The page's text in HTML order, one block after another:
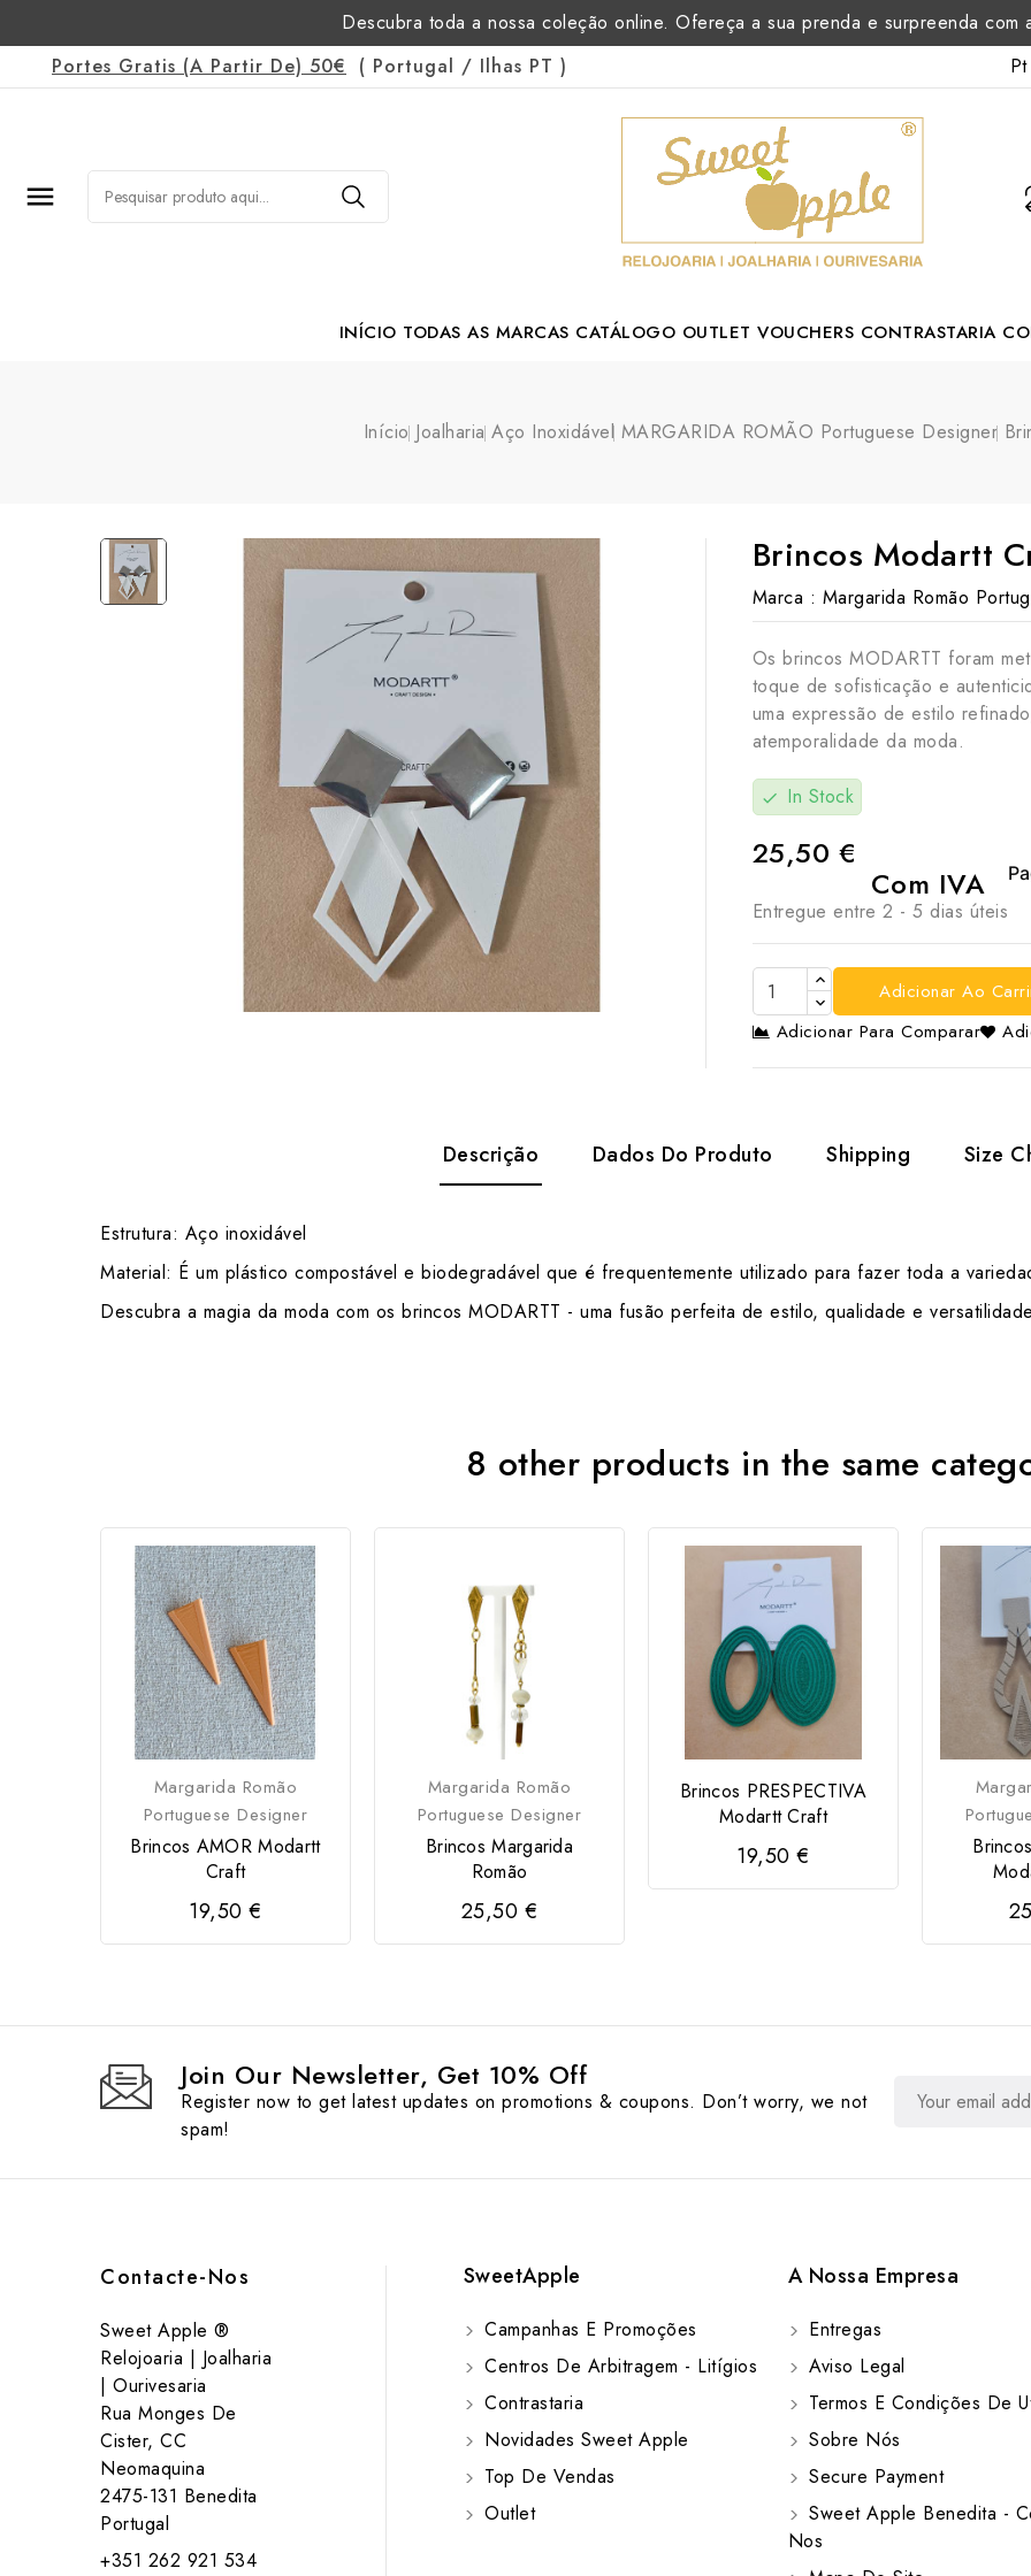
Descubra toda a nossa coleção online. Ofereça a sua prenda e surpreenda com
Portes Gratis (a Partir De) 50€ ( Portugal / Ilhas PT ) Pt

INÍCIO TODAS AS MARCAS CATÁLOGO OUTLET VOUCHERS CONTRASTARIA
Início Joalharia Aço Inoxidável MARGARIDA ROMÃO Portuguese Designer
Brincos Modartt
Marca : Margarida Romão
Os brincos MODARTT foram
toque de sofisticação e
uma expressão de estilo
atemporalidade da moda.
check In Stock
25,50 €
Com IVA
Entregue entre 2 - 5 dias úteis
Adicionar Ao
Adicionar Para Comparar
Descrição Dados Do Produto Shipping Size
Estrutura: Aço inoxidável
Material: É um plástico compostável e biodegradável que é frequentemente utilizado para fazer toda a
Descubra a magia da moda com os brincos MODARTT - uma fusão perfeita de estilo, qualidade e
8 other products in the same
Margarida Romão
Portuguese Designer
Brincos AMOR Modartt
Craft
19,50 €
Margarida Romão
Portuguese Designer
Brincos Margarida
Romão
25,50 €
Brincos PRESPECTIVA
Modartt Craft
19,50 €
Join Our Newsletter, Get 10% Off
Register now to get latest updates on promotions & coupons. Don’t worry, we not
spam!
Contacte-Nos
Sweet Apple ®
Relojoaria | Joalharia
| Ourivesaria
Rua Monges De
Cister, CC
Neomaquina
2475-131 Benedita
Portugal
+351 262 921 534
SweetApple
Campanhas E Promoções
Centros De Arbitragem - Litígios
Contrastaria
Novidades Sweet Apple
Top De Vendas
Outlet
A Nossa Empresa
Entregas
Aviso Legal
Termos E Condições De
Sobre Nós
Secure Payment
Sweet Apple Benedita -
Nos